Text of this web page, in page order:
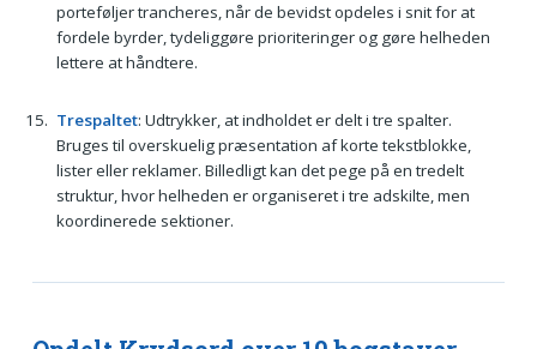
porteføljer trancheres, når de bevidst opdeles i snit for at
fordele byrder, tydeliggøre prioriteringer og gøre helheden
lettere at håndtere.
Trespaltet: Udtrykker, at indholdet er delt i tre spalter.
Bruges til overskuelig præsentation af korte tekstblokke,
lister eller reklamer. Billedligt kan det pege på en tredelt
struktur, hvor helheden er organiseret i tre adskilte, men
koordinerede sektioner.